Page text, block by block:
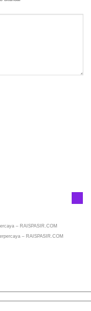
– RAISPASIR.COM
– RAISPASIR.COM